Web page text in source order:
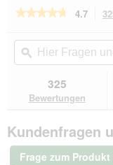
.
★★★★★
★★★★★
5
lesen
animonda
Original
Nassfutter
Adult,
4.7
Hier
Fragen
und
Antworten
durchsuchen
ϙ
325
Bewertungen
Kundenfragen
Frage zum